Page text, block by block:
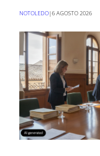
NOTOLEDO|6 AGOSTO 2026